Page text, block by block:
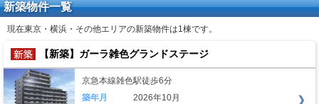
新築物件一覧
現在東京・横浜・その他エリアの新築物件は1棟です。
【新築】ガーラ雑色グランドステージ
京急本線雑色駅徒歩6分
築年月
2026年10月